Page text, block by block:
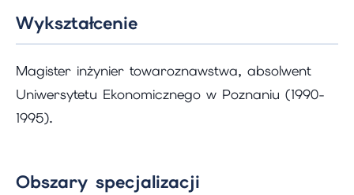
Wykształcenie
Magister inżynier towaroznawstwa, absolwent
Uniwersytetu Ekonomicznego w Poznaniu (1990-
1995).
Obszary specjalizacji